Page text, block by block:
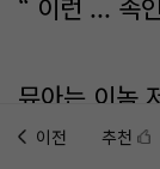
“ 이런 ... 속
뮤아는 이놈
혀를 찼다 .
이전 추천
홈에미노